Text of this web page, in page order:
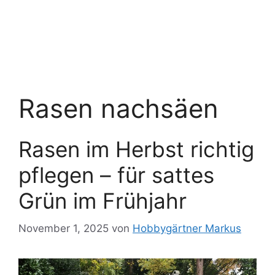
Rasen nachsäen
Rasen im Herbst richtig
pflegen – für sattes
Grün im Frühjahr
November 1, 2025 von Hobbygärtner Markus